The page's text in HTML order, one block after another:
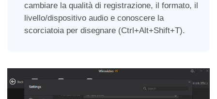
cambiare la qualità di registrazione, il formato, il
livello/dispositivo audio e conoscere la
scorciatoia per disegnare (Ctrl+Alt+Shift+T).